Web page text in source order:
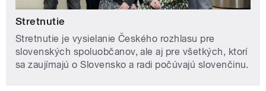
Stretnutie
Stretnutie je vysielanie Českého rozhlasu pre
slovenských spoluobčanov, ale aj pre všetkých, ktorí
sa zaujímajú o Slovensko a radi počúvajú slovenčinu.